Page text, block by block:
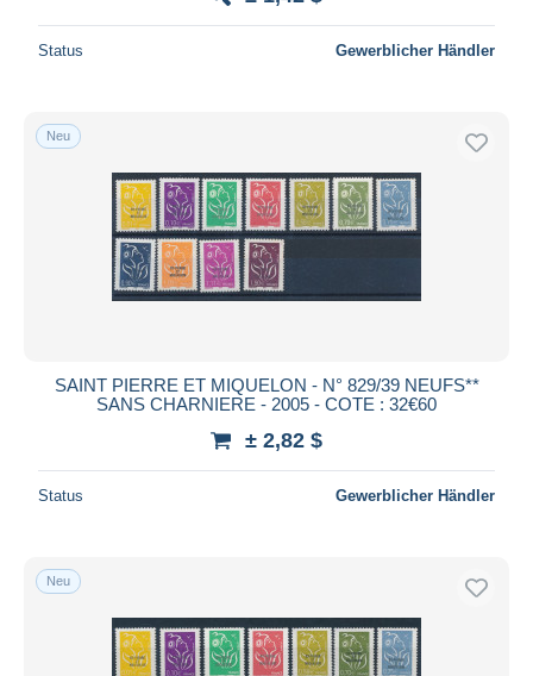
Status Gewerblicher Händler
Neu
SAINT PIERRE ET MIQUELON - N° 829/39 NEUFS**
SANS CHARNIERE - 2005 - COTE : 32€60
± 2,82 $
Status Gewerblicher Händler
Neu